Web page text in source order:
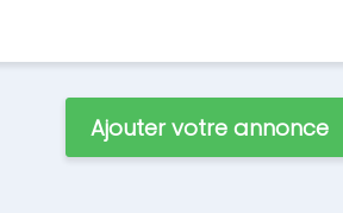
Ajouter votre annonce